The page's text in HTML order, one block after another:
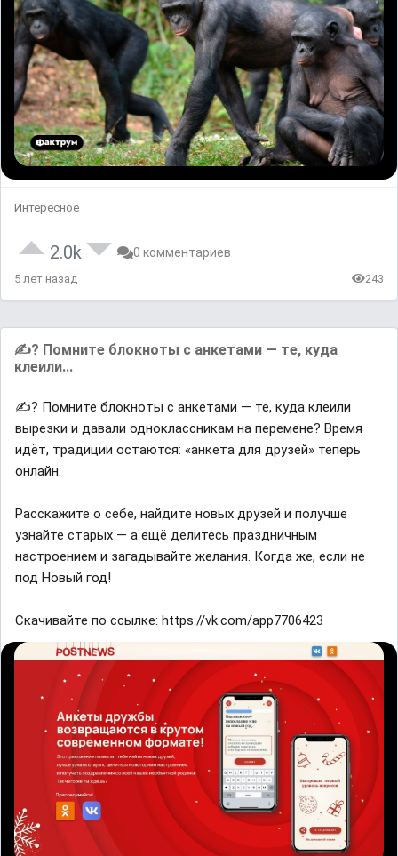
Интересное
2.0k 0 комментариев
5 лет назад 243
✍? Помните блокноты с анкетами — те, куда
клеили...
✍? Помните блокноты с анкетами — те, куда клеили
вырезки и давали одноклассникам на перемене? Время
идёт, традиции остаются: «анкета для друзей» теперь
онлайн.
Расскажите о себе, найдите новых друзей и получше
узнайте старых — а ещё делитесь праздничным
настроением и загадывайте желания. Когда же, если не
под Новый год!
Скачивайте по ссылке: https://vk.com/app7706423